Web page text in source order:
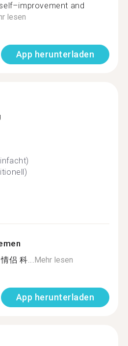
and
lesen
App herunterladen
侣 科...Mehr lesen
App herunterladen